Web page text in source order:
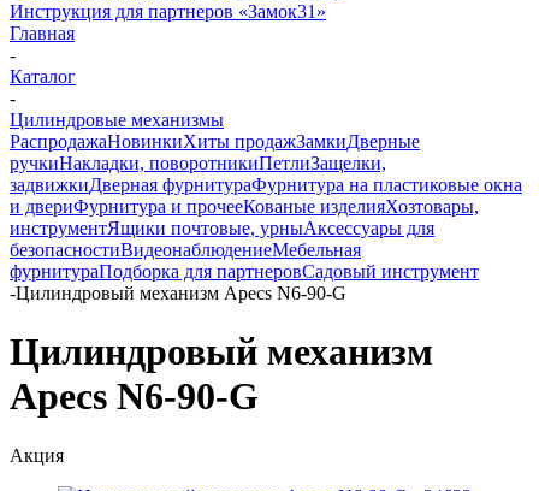
Инструкция для партнеров «Замок31»
Главная
-
Каталог
-
Цилиндровые механизмы
РаспродажаНовинкиХиты продажЗамкиДверные
ручкиНакладки, поворотникиПетлиЗащелки,
задвижкиДверная фурнитураФурнитура на пластиковые окна
и двериФурнитура и прочееКованые изделияХозтовары,
инструментЯщики почтовые, урныАксессуары для
безопасностиВидеонаблюдениеМебельная
фурнитураПодборка для партнеровСадовый инструмент
-Цилиндровый механизм Apecs N6-90-G
Цилиндровый механизм
Apecs N6-90-G
Акция